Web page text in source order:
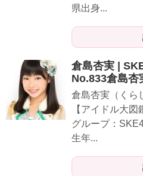
県出身...
倉島杏実 |
No.833倉島杏
倉島杏実（くら
【アイドル大
グループ：
生年...